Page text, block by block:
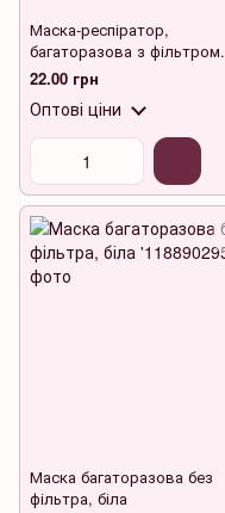
Маска-респіратор,
багаторазова з фільтром.
(біла) KN95
22.00 грн
Оптові ціни
Маска багаторазова без
фільтра, біла